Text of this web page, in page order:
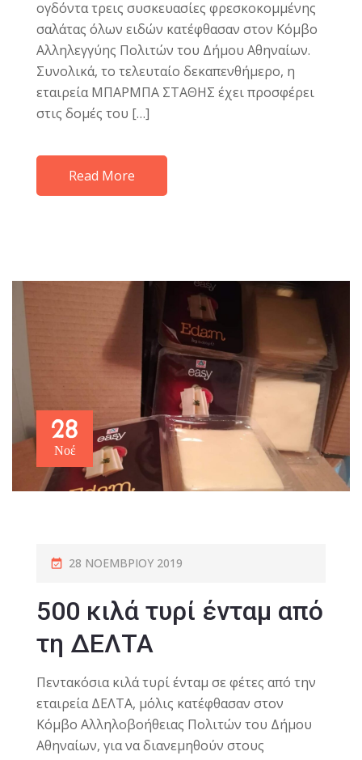
ογδόντα τρεις συσκευασίες φρεσκοκομμένης
σαλάτας όλων ειδών κατέφθασαν στον Κόμβο
Αλληλεγγύης Πολιτών του Δήμου Αθηναίων.
Συνολικά, το τελευταίο δεκαπενθήμερο, η
εταιρεία ΜΠΑΡΜΠΑ ΣΤΑΘΗΣ έχει προσφέρει
στις δομές του […]
Read More
28
Νοέ
28 ΝΟΕΜΒΡΊΟΥ 2019
500 κιλά τυρί ένταμ από
τη ΔΕΛΤΑ
Πεντακόσια κιλά τυρί ένταμ σε φέτες από την
εταιρεία ΔΕΛΤΑ, μόλις κατέφθασαν στον
Κόμβο Αλληλοβοήθειας Πολιτών του Δήμου
Αθηναίων, για να διανεμηθούν στους